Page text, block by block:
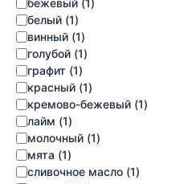
белый (1)
винный (1)
голубой (1)
графит (1)
красный (1)
кремово-бежевый (1)
лайм (1)
молочный (1)
мята (1)
сливочное масло (1)